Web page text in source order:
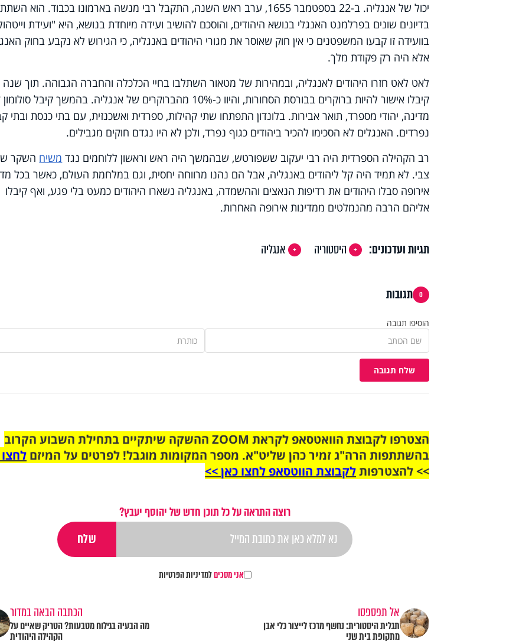
יכול של אנגליה. ב-22 בספטמבר 1655, ערב ראש השנה, התקבל רבי מנשה בארמונו בכבוד. הוא
בדיונים שונים בפרלמנט האנגלי בנושא היהודים, והוסכם להושיב ועידה מיוחדת בנושא, היא "ועידת
בוועידה זו קבעו המשפטנים כי אין חוק שאוסר את מגורי היהודים באנגליה, כי הגירוש לא נקבע בחוק
אלא היה רק פקודת מלך.
לאט לאט חזרו היהודים לאנגליה, ובמהירות של מטאור השתלבו בחיי הכלכלה והחברה הגבוהה. תוך
קיבלו אישור להיות ברוקרים בבורסת הסחורות, והיוו כ-10% מהברוקרים של אנגליה. בהמשך קיבל
מדינה, יהודי מספרד, תואר אבירות. בלונדון התפתחו שתי קהילות, ספרדית ואשכנזית, עם בתי כנסת ובתי
נפרדים. האנגלים לא הסכימו להכיר ביהודים כגוף נפרד, ולכן לא היו נגדם חוקים מגבילים.
רב הקהילה הספרדית היה רבי יעקוב ששפורטש, שבהמשך היה ראש וראשון ללוחמים נגד משיח השקר
צבי. לא תמיד היה קל ליהודים באנגליה, אבל הם נהנו מרווחה יחסית, וגם במלחמת העולם, כאשר בכל
אירופה סבלו היהודים את רדיפות הנאצים וההשמדה, באנגליה נשארו היהודים כמעט בלי פגע, ואף קיבלו
אליהם הרבה מהנמלטים ממדינות אירופה האחרות.
תגיות ועדכונים: היסטוריה אנגליה
0 תגובות
הוסיפו תגובה
שלח תגובה
הצטרפו לקבוצת הוואטסאפ לקראת ZOOM ההשקה שיתקיים בתחילת השבוע הקרוב
בהשתתפות הרה"ג זמיר כהן שליט"א. מספר המקומות מוגבל! לפרטים על המיזם
>> להצטרפותלקבוצת הווטסאפ לחצו כאן >>
רוצה התראה על כל תוכן חדש של יהוסף יעבץ?
אני מסכיםלמדיניות הפרטיות
אל תפספסו
תגלית היסטורית: נחשף מרכז לייצור כלי אבן
מתקופת בית שני
הכתבה הבאה במדור
מה הבעיה בגילוח מטבעות? הטריק שאיים על
הקהילה היהודית